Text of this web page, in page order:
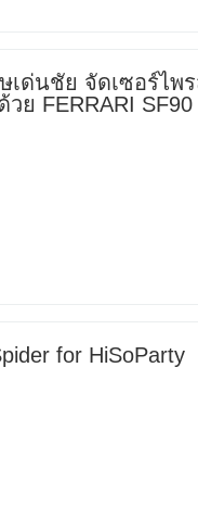
เด่นชัย จัดเซอร์ไพ
ย FERRARI SF90
for HiSoParty